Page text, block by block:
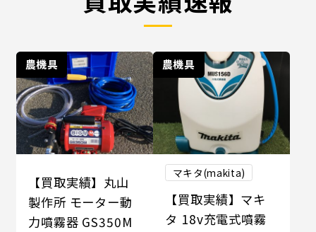
農機具
【買取実績】丸山
製作所 モーター動
力噴霧器 GS350M
農機具
マキタ(makita)
【買取実績】マキ
タ 18v充電式噴霧